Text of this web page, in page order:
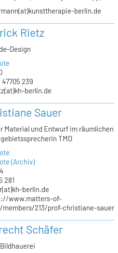
berlin.de
Rietz
Design
239
berlin.de
Sauer
Material und Entwurf im räumlichen
TMD
(Archiv)
281
berlin.de
www.matters-of-
213/prof-christiane-sauer
Schäfer